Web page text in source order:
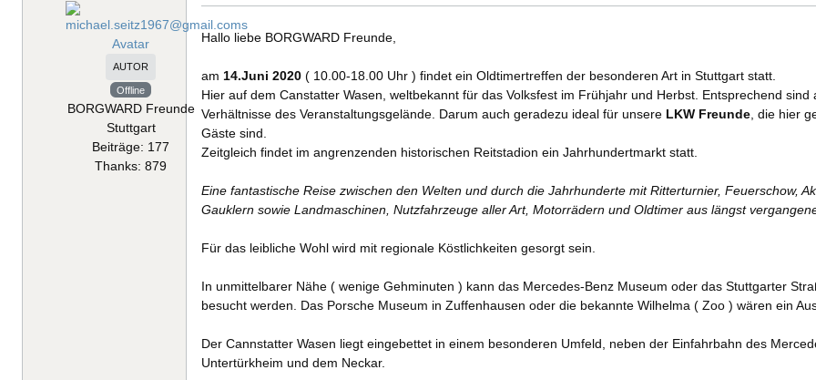
AUTOR
Offline
BORGWARD Freunde
Stuttgart
Beiträge: 177
Thanks: 879
Hallo liebe BORGWARD Freunde,
am 14.Juni 2020 ( 10.00-18.00 Uhr ) findet ein Oldtimertreffen der besonderen Art in Stuttgart statt.
Hier auf dem Canstatter Wasen, weltbekannt für das Volksfest im Frühjahr und Herbst. Entsprechend sind
Verhältnisse des Veranstaltungsgelände. Darum auch geradezu ideal für unsere LKW Freunde , die hier
Gäste sind.
Zeitgleich findet im angrenzenden historischen Reitstadion ein Jahrhundertmarkt statt.
Eine fantastische Reise zwischen den Welten und durch die Jahrhunderte mit Ritterturnier, Feuerschow,
Gauklern sowie Landmaschinen, Nutzfahrzeuge aller Art, Motorrädern und Oldtimer aus längst
Für das leibliche Wohl wird mit regionale Köstlichkeiten gesorgt sein.
In unmittelbarer Nähe ( wenige Gehminuten ) kann das Mercedes-Benz Museum oder das Stuttgarter
besucht werden. Das Porsche Museum in Zuffenhausen oder die bekannte Wilhelma ( Zoo ) wären ein
Der Cannstatter Wasen liegt eingebettet in einem besonderen Umfeld, neben der Einfahrbahn des
Untertürkheim und dem Neckar.